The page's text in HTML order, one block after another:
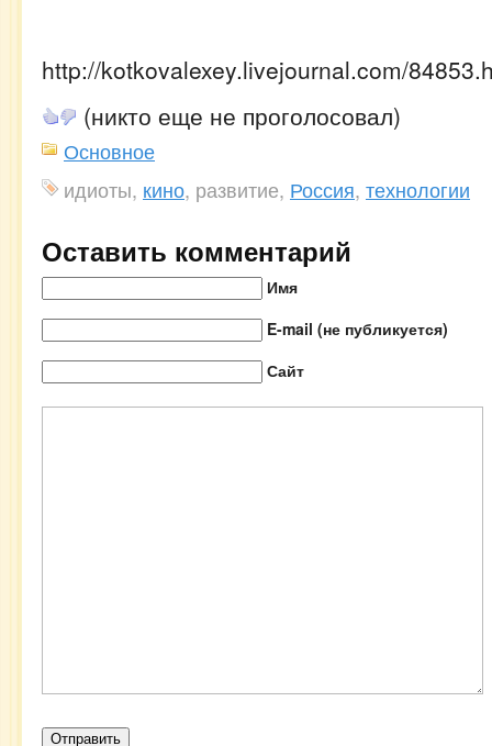
http://kotkovalexey.livejournal.com/
(никто еще не проголосовал)
Основное
идиоты, кино, развитие, Россия, технологии
Оставить комментарий
Имя
E-mail (не публикуется)
Сайт